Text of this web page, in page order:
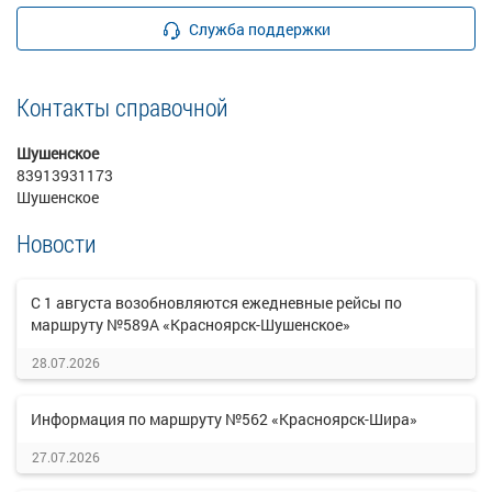
Служба поддержки
Контакты справочной
Шушенское
83913931173
Шушенское
Новости
С 1 августа возобновляются ежедневные рейсы по
маршруту №589А «Красноярск-Шушенское»
28.07.2026
Информация по маршруту №562 «Красноярск-Шира»
27.07.2026